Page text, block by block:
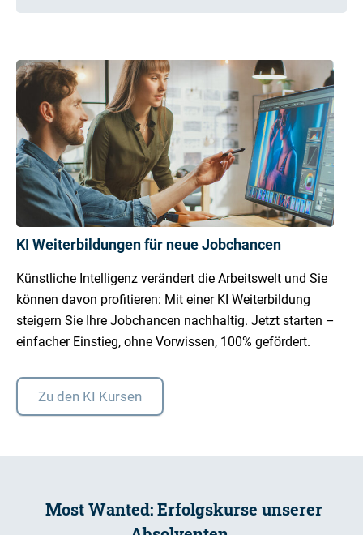
KI Weiterbildungen für neue Jobchancen
Künstliche Intelligenz verändert die Arbeitswelt und Sie
können davon profitieren: Mit einer KI Weiterbildung
steigern Sie Ihre Jobchancen nachhaltig. Jetzt starten –
einfacher Einstieg, ohne Vorwissen, 100% gefördert.
Zu den KI Kursen
Most Wanted: Erfolgskurse unserer